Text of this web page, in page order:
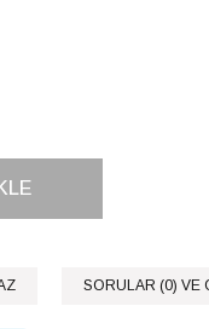
SORULAR (0) VE